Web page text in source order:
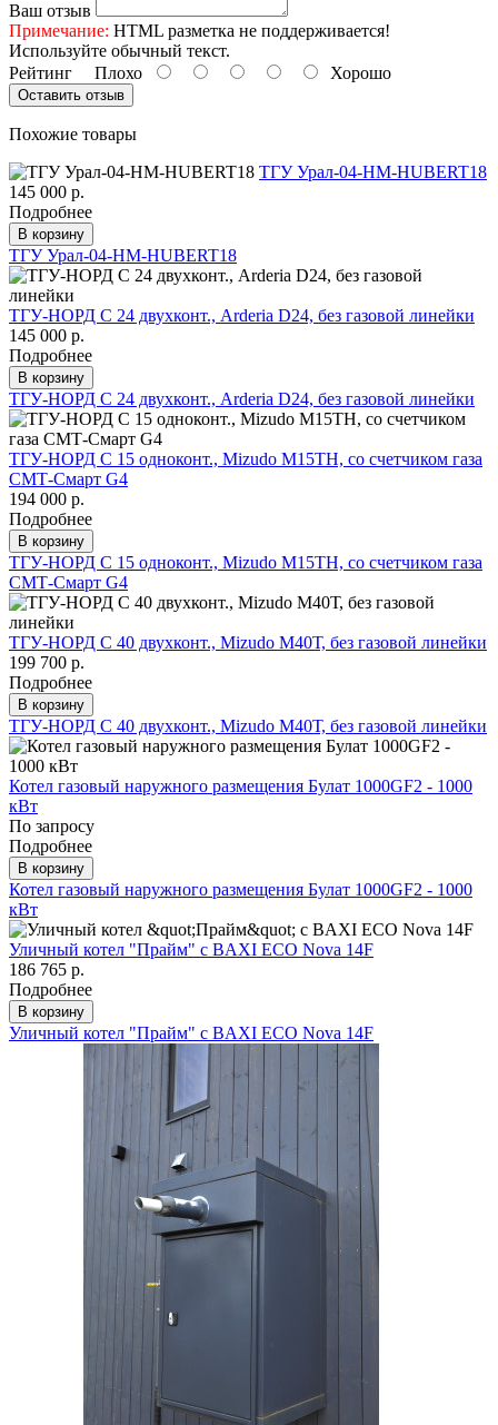
Ваш отзыв
Примечание: HTML разметка не поддерживается!
Используйте обычный текст.
Рейтинг Плохо Хорошо
Оставить отзыв
Похожие товары
ТГУ Урал-04-HM-HUBERT18
145 000 р.
Подробнее
В корзину
ТГУ Урал-04-HM-HUBERT18
ТГУ-НОРД С 24 двухконт., Arderia D24, без газовой линейки
145 000 р.
Подробнее
В корзину
ТГУ-НОРД С 24 двухконт., Arderia D24, без газовой линейки
ТГУ-НОРД С 15 одноконт., Mizudo M15TH, со счетчиком газа
СМТ-Смарт G4
194 000 р.
Подробнее
В корзину
ТГУ-НОРД С 15 одноконт., Mizudo M15TH, со счетчиком газа
СМТ-Смарт G4
ТГУ-НОРД С 40 двухконт., Mizudo M40Т, без газовой линейки
199 700 р.
Подробнее
В корзину
ТГУ-НОРД С 40 двухконт., Mizudo M40Т, без газовой линейки
Котел газовый наружного размещения Булат 1000GF2 - 1000
кВт
По запросу
Подробнее
В корзину
Котел газовый наружного размещения Булат 1000GF2 - 1000
кВт
Уличный котел "Прайм" с BAXI ECO Nova 14F
186 765 р.
Подробнее
В корзину
Уличный котел "Прайм" с BAXI ECO Nova 14F